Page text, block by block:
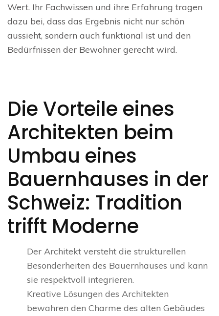
Wert. Ihr Fachwissen und ihre Erfahrung tragen
dazu bei, dass das Ergebnis nicht nur schön
aussieht, sondern auch funktional ist und den
Bedürfnissen der Bewohner gerecht wird.
Die Vorteile eines
Architekten beim
Umbau eines
Bauernhauses in der
Schweiz: Tradition
trifft Moderne
Der Architekt versteht die strukturellen
Besonderheiten des Bauernhauses und kann
sie respektvoll integrieren.
Kreative Lösungen des Architekten
bewahren den Charme des alten Gebäudes